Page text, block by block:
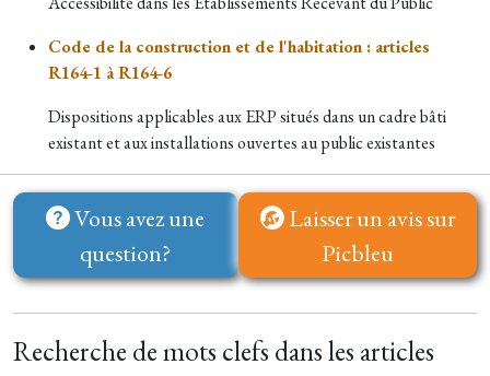
Code de la construction et de l'habitation : articles
R164-1 à R164-6
Dispositions applicables aux ERP situés dans un cadre bâti
existant et aux installations ouvertes au public existantes
Vous avez une
question?
Laisser un avis sur
Picbleu
Recherche de mots clefs dans les articles